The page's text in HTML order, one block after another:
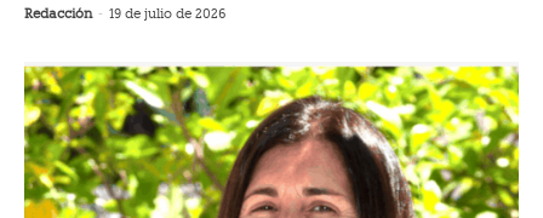
Redacción - 19 de julio de 2026